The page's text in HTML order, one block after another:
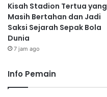
Kisah Stadion Tertua yang
Masih Bertahan dan Jadi
Saksi Sejarah Sepak Bola
Dunia
7 jam ago
Info Pemain